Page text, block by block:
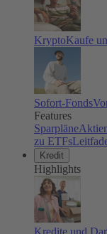
KryptoKaufe
Sofort-Fonds
Features
Sparpläne
zu ETFs
Kredit
Highlights